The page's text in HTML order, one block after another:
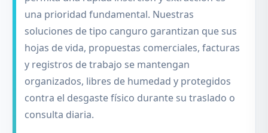
una prioridad fundamental. Nuestras
soluciones de tipo canguro garantizan que sus
hojas de vida, propuestas comerciales, facturas
y registros de trabajo se mantengan
organizados, libres de humedad y protegidos
contra el desgaste físico durante su traslado o
consulta diaria.